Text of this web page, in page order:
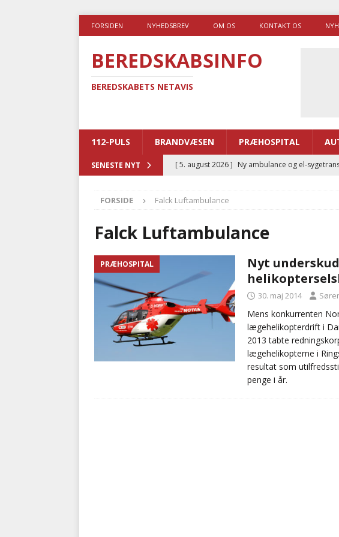
FORSIDEN NYHEDSBREV OM OS KONTAKT OS
BEREDSKABSINFO
BEREDSKABETS NETAVIS
112-PULS BRANDVÆSEN PRÆHOSPITAL
SENESTE NYT [ 5. august 2026 ] Ny ambulance og el-
BRANDVÆSEN
[ 4. august 2026 ]
Kommunerne driver flere
med at falde
BRANDVÆSEN
[ 5. august 2026 ]
i det offentlige
PRÆHOSPITAL
FORSIDE Falck Luftambulance
Falck Luftambulance
PRÆHOSPITAL
Nyt
30. maj 2014
Mens konkurrenten
lægehelikopterdrift i
2013 tabte
lægehelikopterne i
resultat som
penge i år.